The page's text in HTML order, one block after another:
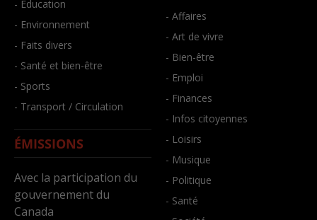
- Éducation
- Environnement
- Faits divers
- Santé et bien-être
- Sports
- Transport / Circulation
ÉMISSIONS
Avec la participation du
gouvernement du
Canada
- Affaires
- Art de vivre
- Bien-être
- Emploi
- Finances
- Infos citoyennes
- Loisirs
- Musique
- Politique
- Santé